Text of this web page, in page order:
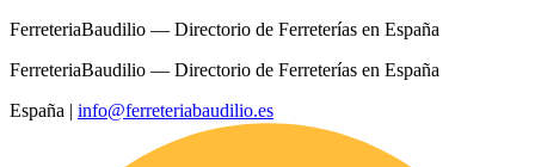
FerreteriaBaudilio — Directorio de Ferreterías en España
FerreteriaBaudilio — Directorio de Ferreterías en España
España | info@ferreteriabaudilio.es